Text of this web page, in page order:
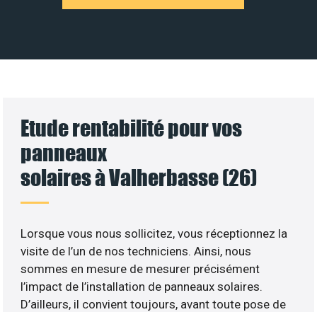
Etude rentabilité pour vos
panneaux
solaires à Valherbasse (26)
Lorsque vous nous sollicitez, vous réceptionnez la
visite de l’un de nos techniciens. Ainsi, nous
sommes en mesure de mesurer précisément
l’impact de l’installation de panneaux solaires.
D’ailleurs, il convient toujours, avant toute pose de